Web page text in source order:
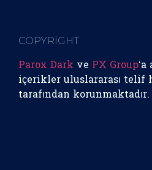
COPYRİGHT
Parox Dark ve PX Group
içerikler uluslararası telif
tarafından korunmaktadır.